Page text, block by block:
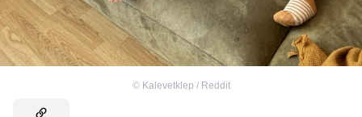
© Kalevetklep / Reddit